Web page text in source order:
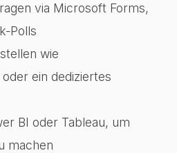
via Microsoft Forms,
wie
ein dediziertes
BI oder Tableau, um
machen